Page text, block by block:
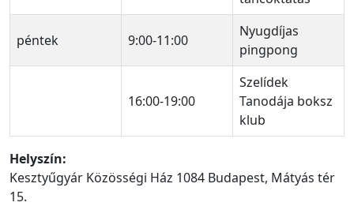
péntek 9:00-11:00
Nyugdíjas
pingpong
16:00-19:00
Szelídek
Tanodája boksz
klub
Helyszín:
Kesztyűgyár Közösségi Ház 1084 Budapest, Mátyás tér
15.